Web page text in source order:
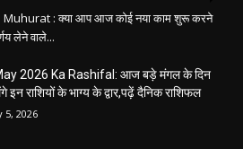
: क्या आप आज कोई नया काम शुरू करने
लेने वाले...
2026 Ka Rashifal: आज बड़े मंगल के दिन
इन राशियों के भाग्य के द्वार,पढ़ें दैनिक राशिफल
5, 2026